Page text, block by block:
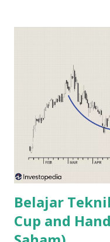
dahulu, dividen bank
negara, sekarang ini
Badan Pengelola
Danantara adalah
tersebut agar
sebenarnya adalah
Investasi ini...
Belajar
Cup and